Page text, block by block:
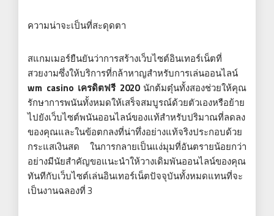
ความน่าจะเป็นที่สะดุดตา
สแกมเมอร์ยืนยันว่าการสร้างเว็บไซต์อินเทอร์เน็ตที่
สวยงามซึ่งให้บริการที่กล้าหาญสำหรับการเล่นออนไลน์
wm casino เครดิตฟรี 2020นักต้มตุ๋นทั้งสองช่วยให้คุณ
รักษาการพนันทั้งหมดให้เสร็จสมบูรณ์ด้วยตัวเองหรือย้าย
ไปยังเว็บไซต์พนันออนไลน์ของแท้สำหรับปริมาณที่ลดลง
ของคุณและในข้อตกลงที่น่าทึ่งอย่างแท้จริงประกอบด้วย
กระแสเงินสด ในการกลายเป็นแง่มุมที่อันตรายน้อยกว่า
อย่างมีนัยสำคัญขอแนะนำให้วางเดิมพันออนไลน์ของคุณ
ทันทีกับเว็บไซต์เล่นอินเทอร์เน็ตปัจจุบันทั้งหมดแทนที่จะ
เป็นงานฉลองที่ 3